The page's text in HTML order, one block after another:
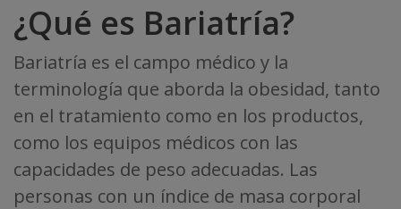
¿Qué es Bariatría?
Bariatría es el campo médico y la
terminología que aborda la obesidad, tanto
en el tratamiento como en los productos,
como los equipos médicos con las
capacidades de peso adecuadas. Las
personas con un índice de masa corporal